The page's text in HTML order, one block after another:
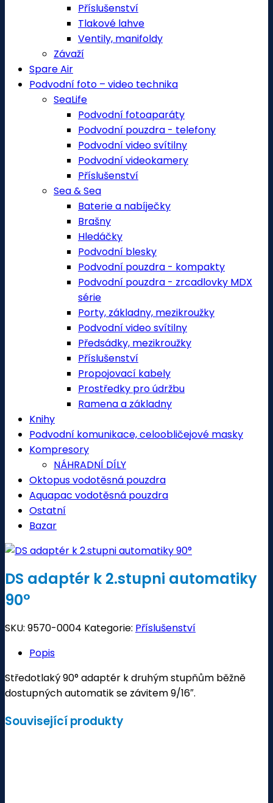
Příslušenství
Tlakové lahve
Ventily, manifoldy
Závaží
Spare Air
Podvodní foto – video technika
SeaLife
Podvodní fotoaparáty
Podvodní pouzdra - telefony
Podvodní video svítilny
Podvodní videokamery
Příslušenství
Sea & Sea
Baterie a nabíječky
Brašny
Hledáčky
Podvodní blesky
Podvodní pouzdra - kompakty
Podvodní pouzdra - zrcadlovky MDX
série
Porty, základny, mezikroužky
Podvodní video svítilny
Předsádky, mezikroužky
Příslušenství
Propojovací kabely
Prostředky pro údržbu
Ramena a základny
Knihy
Podvodní komunikace, celoobličejové masky
Kompresory
NÁHRADNÍ DÍLY
Oktopus vodotěsná pouzdra
Aquapac vodotěsná pouzdra
Ostatní
Bazar
DS adaptér k 2.stupni automatiky
90°
SKU: 9570-0004 Kategorie: Příslušenství
Popis
Středotlaký 90° adaptér k druhým stupňům běžně
dostupných automatik se závitem 9/16″.
Související produkty